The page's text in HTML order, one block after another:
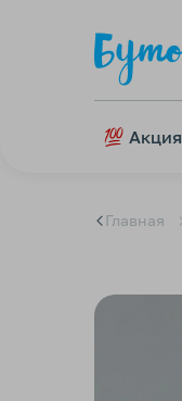
Акция
Главная